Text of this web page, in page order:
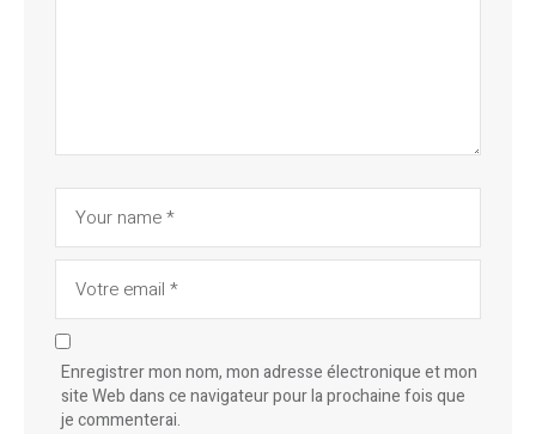
Enregistrer mon nom, mon adresse électronique et mon
site Web dans ce navigateur pour la prochaine fois que
je commenterai.